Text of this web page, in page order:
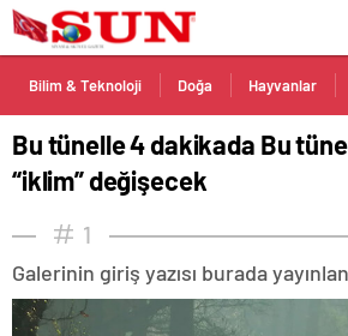
Bilim & Teknoloji Doğa Hayvanlar
Bu tünelle 4 dakikada Bu
“iklim” değişecek
1
Galerinin giriş yazısı burada